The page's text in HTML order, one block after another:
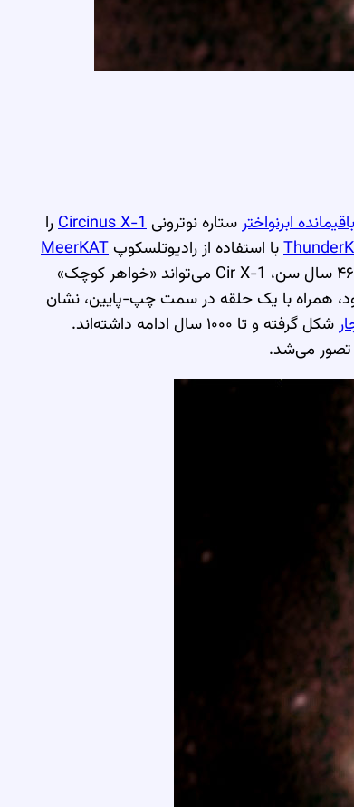
باقیمانده ابرنواخترستاره نوترونیCircinus X-1را
با استفاده از رادیوتلسکوپ MeerKAT
همراه با یک حلقه در سمت چپ-پایین، نشان
شکل گرفته و تا ۱۰۰۰ سال ادامه داشته‌اند.
تصور می‌شد.